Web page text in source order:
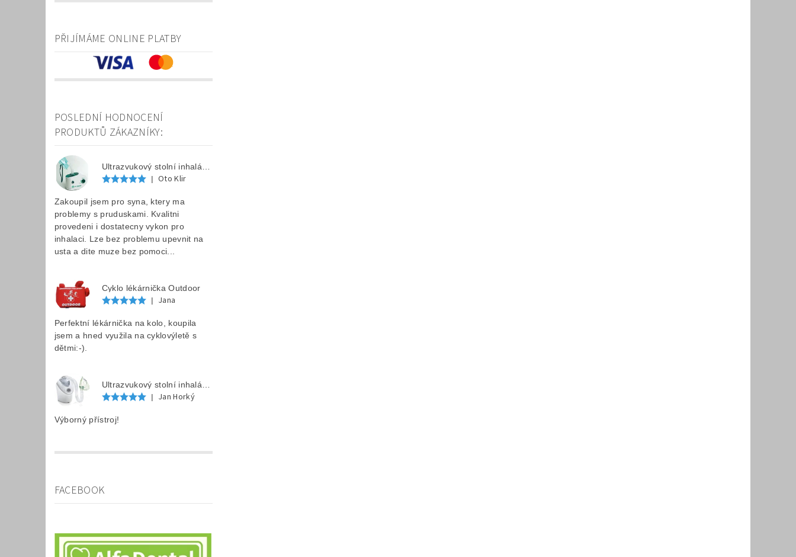
PŘIJÍMÁME ONLINE PLATBY
POSLEDNÍ HODNOCENÍ
PRODUKTŮ ZÁKAZNÍKY:
| Oto Klir
Zakoupil jsem pro syna, ktery ma
problemy s pruduskami. Kvalitni
provedeni i dostatecny vykon pro
inhalaci. Lze bez problemu upevnit na
usta a dite muze bez pomoci...
Cyklo lékárnička Outdoor
|
Jana
Perfektní lékárnička na kolo, koupila
jsem a hned využila na cyklovýletě s
dětmi:-).
|
Jan Horký
Výborný přístroj!
FACEBOOK